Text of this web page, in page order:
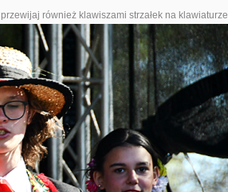
przewijaj również klawiszami strzałek na klawiaturze